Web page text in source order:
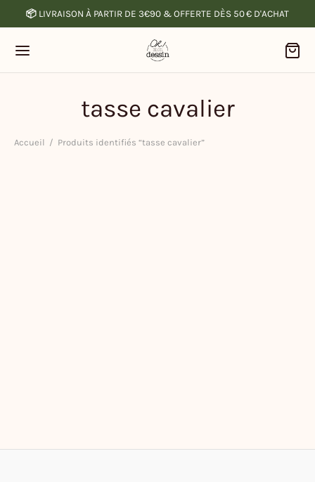
📦 LIVRAISON À PARTIR DE 3€90 & OFFERTE DÈS 50 € D'ACHAT
tasse cavalier
Accueil / Produits identifiés “tasse cavalier”